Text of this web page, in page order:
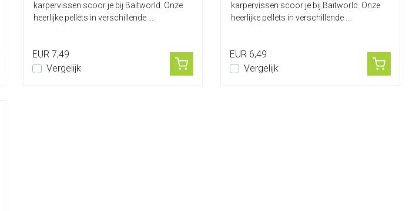
karpervissen scoor je bij Baitworld. Onze
heerlijke pellets in verschillende ...
EUR 7,49
Vergelijk
karpervissen scoor je bij Baitworld. Onze
heerlijke pellets in verschillende ...
EUR 6,49
Vergelijk